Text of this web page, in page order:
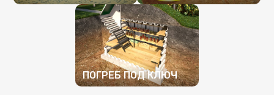
ПОДРОБНЕЕ ПОДРОБНЕЕ
ПОГРЕБ ПОД КЛЮЧ